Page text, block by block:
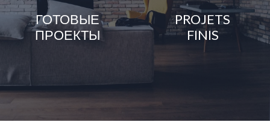
ГОТОВЫЕ
ПРОЕКТЫ
PROJETS
FINIS